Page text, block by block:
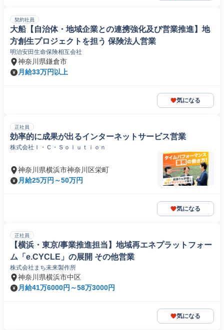
契約社員
大船【自治体・地域企業との連携強化及び営業推進】地
方創生プロジェクトを担う 保険法人営業
明治安田生命保険相互会社
神奈川県鎌倉市
月給33万円以上
気になる
正社員
効率的に成果が出るインターネットサービス営業
株式会社Ｉ・Ｃ・Ｓｏｌｕｔｉｏｎ
神奈川県横浜市神奈川区栄町
月給25万円～50万円
気になる
正社員
【横浜・東京/事業推進担当】地域再エネプラットフォー
ム「e.CYCLE」の展開 その他営業
株式会社まち未来製作所
神奈川県横浜市中区
月給41万6000円～58万3000円
気になる